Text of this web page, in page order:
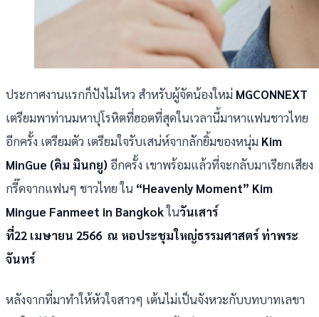
ประกาศงานแรกก็ปังไม่ไหว สำหรับผู้จัดน้องใหม่ MGCONNEXT
เตรียมพาท่านมหาปุโรหิตที่ฮอตที่สุดในเวลานี้มาหาแฟนชาวไทย
อีกครั้ง เตรียมตัว เตรียมใจรับเสน่ห์จากลักยิ้มของหนุ่ม Kim
MinGue (คิม มินกยู) อีกครั้ง เขาพร้อมแล้วที่จะกลับมาเรียกเสียง
กรี๊ดจากแฟนๆ ชาวไทย ใน “Heavenly Moment” Kim
Mingue Fanmeet in Bangkokในวันเสาร์
ที่22 เมษายน 2566 ณ หอประชุมใหญ่ธรรมศาสตร์ ท่าพระ
จันทร์
หลังจากที่มาทำให้หัวใจสาวๆ เต้นไม่เป็นจังหวะกับบทบาทเลขา